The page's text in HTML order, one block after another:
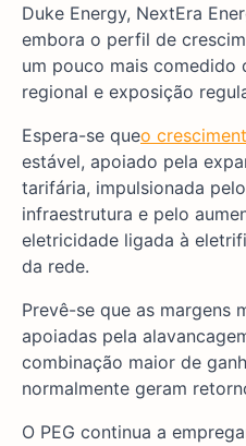
Duke Energy, NextEra
embora o perfil de
um pouco mais comedido
regional e exposição
Espera-se queo
estável, apoiado pela
tarifária, impulsionada
infraestrutura e pelo
eletricidade ligada à
da rede.
Prevê-se que as margens
apoiadas pela
combinação maior de
normalmente geram
O PEG continua a